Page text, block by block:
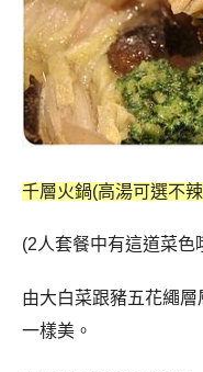
千層火鍋(高湯可選不
(2人套餐中有這道菜色
由大白菜跟豬五花繩
一樣美。